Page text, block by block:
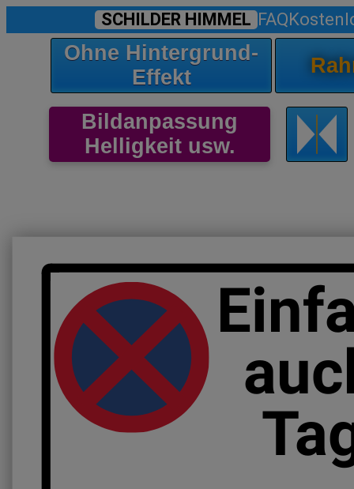
SCHILDER HIMMEL FAQ
Ohne Hintergrund-
Effekt
Bildanpassung
Helligkeit usw.